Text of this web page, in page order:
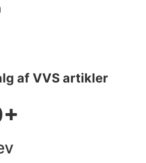
af VVS artikler